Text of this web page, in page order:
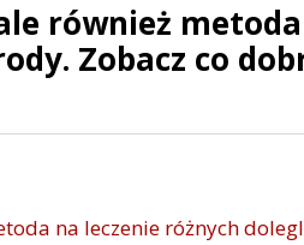
również
Zobacz co
na leczenie różnych